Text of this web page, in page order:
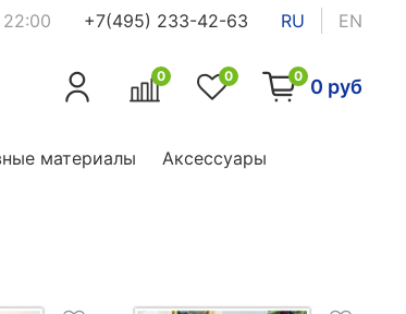
22:00 +7(495) 233-42-63 RU EN
0 0 0 0 руб
материалы Аксессуары